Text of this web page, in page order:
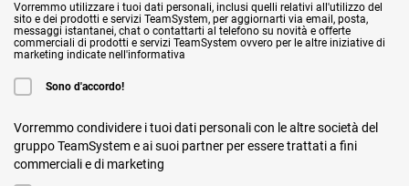
Vorremmo utilizzare i tuoi dati personali, inclusi quelli relativi all'utilizzo del
sito e dei prodotti e servizi TeamSystem, per aggiornarti via email, posta,
messaggi istantanei, chat o contattarti al telefono su novità e offerte
commerciali di prodotti e servizi TeamSystem ovvero per le altre iniziative di
marketing indicate nell'informativa
Sono d'accordo!
Vorremmo condividere i tuoi dati personali con le altre società del
gruppo TeamSystem e ai suoi partner per essere trattati a fini
commerciali e di marketing